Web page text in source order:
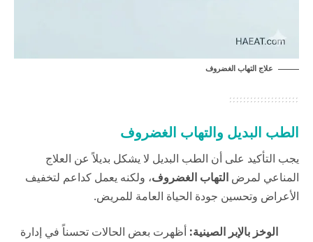
علاج التهاب الغضروف
الطب البديل والتهاب الغضروف
يجب التأكيد على أن الطب البديل لا يشكل بديلاً عن العلاج
المناعي لمرض التهاب الغضروف، ولكنه يعمل كداعم لتخفيف
الأعراض وتحسين جودة الحياة العامة للمريض.
الوخز بالإبر الصينية: أظهرت بعض الحالات تحسناً في إدارة